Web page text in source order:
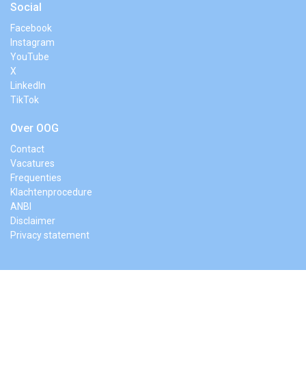
Social
Facebook
Instagram
YouTube
X
LinkedIn
TikTok
Over OOG
Contact
Vacatures
Frequenties
Klachtenprocedure
ANBI
Disclaimer
Privacy statement